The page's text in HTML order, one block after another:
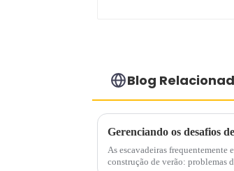
Blog
As escavadeiras
construção de verão: problemas de alta temperatura. As